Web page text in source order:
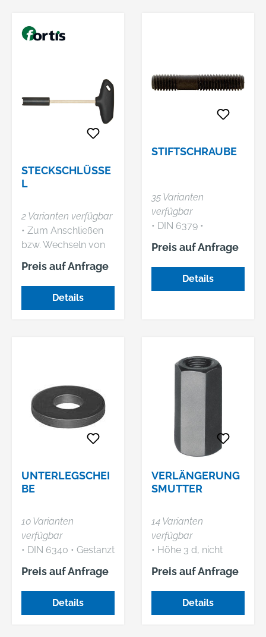
STECKSCHLÜSSE
L
2 Varianten verfügbar
• Zum Anschließen
bzw. Wechseln von
Kühlmittelrohren
Preis auf Anfrage
Details
STIFTSCHRAUBE
35 Varianten
verfügbar
• DIN 6379 •
Speziell für
Spannzwecke
entwickelte
vergütet auf
Festigkeitsklasse
Festigkeitsklasse 8.8
Preis auf Anfrage
Details
UNTERLEGSCHEI
BE
10 Varianten
verfügbar
• DIN 6340 • Gestanzt
• Plangepresst •
Vergütet * DIN
erweitert
Preis auf Anfrage
Details
VERLÄNGERUNG
SMUTTER
14 Varianten
verfügbar
• Höhe 3 d, nicht
durchschraubbar •
Vergütungsstahl auf
Festigkeitsklasse 10 •
Verbindungselement
Preis auf Anfrage
Details